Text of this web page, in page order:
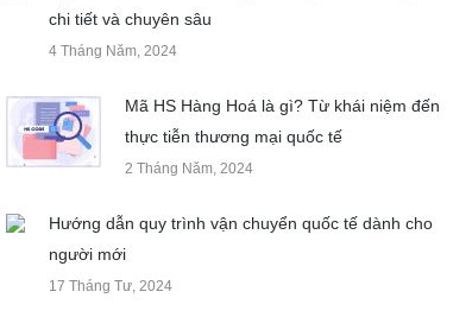
chi tiết và chuyên sâu
4 Tháng Năm, 2024
Mã HS Hàng Hoá là gì? Từ khái niệm đến
thực tiễn thương mại quốc tế
2 Tháng Năm, 2024
Hướng dẫn quy trình vận chuyển quốc tế dành cho
người mới
17 Tháng Tư, 2024